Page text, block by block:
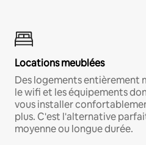
Locations meublées
Des logements entièrement
le wifi et les équipements
vous installer
plus. C'est l'alternative
moyenne ou longue durée.